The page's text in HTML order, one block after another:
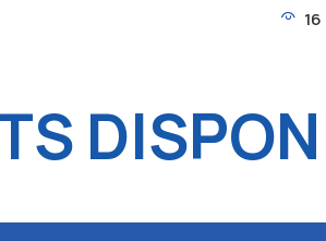
16